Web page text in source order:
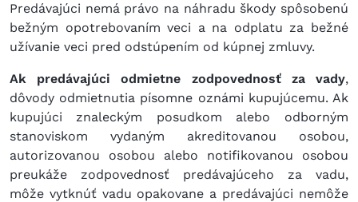
Predávajúci nemá právo na náhradu škody spôsobenú
bežným opotrebovaním veci a na odplatu za bežné
užívanie veci pred odstúpením od kúpnej zmluvy.
Ak predávajúci odmietne zodpovednosť za vady,
dôvody odmietnutia písomne oznámi kupujúcemu. Ak
kupujúci znaleckým posudkom alebo odborným
stanoviskom vydaným akreditovanou osobou,
autorizovanou osobou alebo notifikovanou osobou
preukáže zodpovednosť predávajúceho za vadu,
môže vytknúť vadu opakovane a predávajúci nemôže